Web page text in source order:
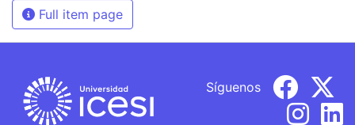
Full item page
Síguenos